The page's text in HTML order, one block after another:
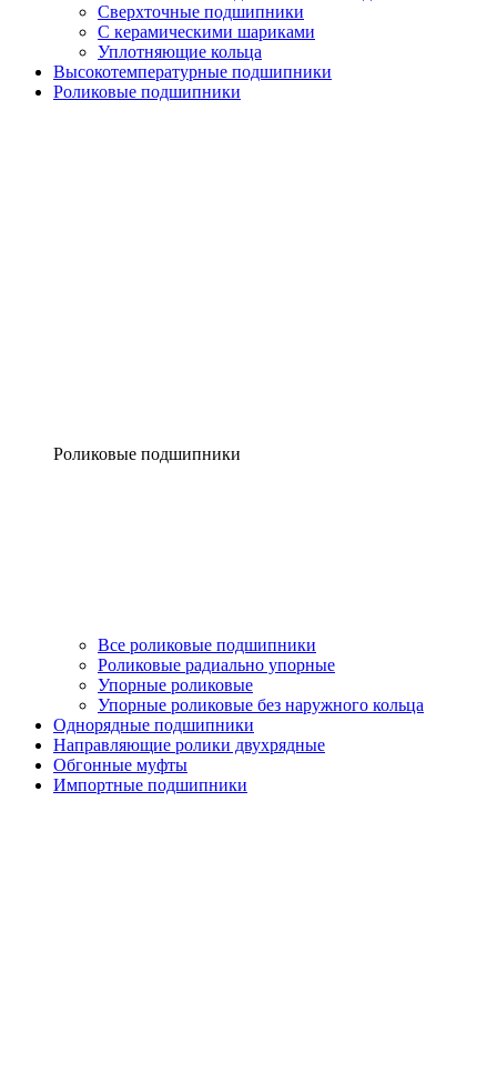
Сверхточные подшипники
С керамическими шариками
Уплотняющие кольца
Высокотемпературные подшипники
Роликовые подшипники
Роликовые подшипники
Все роликовые подшипники
Роликовые радиально упорные
Упорные роликовые
Упорные роликовые без наружного кольца
Однорядные подшипники
Направляющие ролики двухрядные
Обгонные муфты
Импортные подшипники